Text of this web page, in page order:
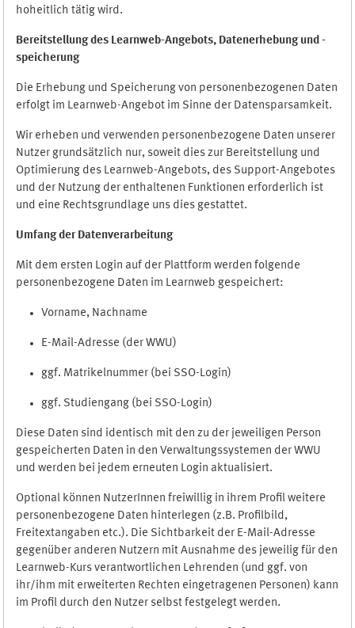
hoheitlich tätig wird.
Bereitstellung des Learnweb-Angebots, Datenerhebung und -
speicherung
Die Erhebung und Speicherung von personenbezogenen Daten
erfolgt im Learnweb-Angebot im Sinne der Datensparsamkeit.
Wir erheben und verwenden personenbezogene Daten unserer
Nutzer grundsätzlich nur, soweit dies zur Bereitstellung und
Optimierung des Learnweb-Angebots, des Support-Angebotes
und der Nutzung der enthaltenen Funktionen erforderlich ist
und eine Rechtsgrundlage uns dies gestattet.
Umfang der Datenverarbeitung
Mit dem ersten Login auf der Plattform werden folgende
personenbezogene Daten im Learnweb gespeichert:
Vorname, Nachname
E-Mail-Adresse (der WWU)
ggf. Matrikelnummer (bei SSO-Login)
ggf. Studiengang (bei SSO-Login)
Diese Daten sind identisch mit den zu der jeweiligen Person
gespeicherten Daten in den Verwaltungssystemen der WWU
und werden bei jedem erneuten Login aktualisiert.
Optional können NutzerInnen freiwillig in ihrem Profil weitere
personenbezogene Daten hinterlegen (z.B. Profilbild,
Freitextangaben etc.). Die Sichtbarkeit der E-Mail-Adresse
gegenüber anderen Nutzern mit Ausnahme des jeweilig für den
Learnweb-Kurs verantwortlichen Lehrenden (und ggf. von
ihr/ihm mit erweiterten Rechten eingetragenen Personen) kann
im Profil durch den Nutzer selbst festgelegt werden.